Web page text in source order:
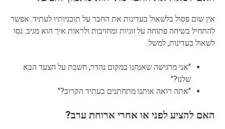
אין שום פסול בלשאול בעדינות את החבר על תוכניותיו לעתיד. אפשר
להתחיל בשיחה פתוחה על זוגיות ומחויבות ולראות איך הוא מגיב. נסו
לשאול בעדינות, למשל:
"אני מרגישה שאנחנו במקום נהדר, חשבת על הצעד הבא
שלנו?"
"אתה רואה אותנו מתחתנים בעתיד הקרוב?"
האם להציע לפני או אחרי ארוחת ערב?